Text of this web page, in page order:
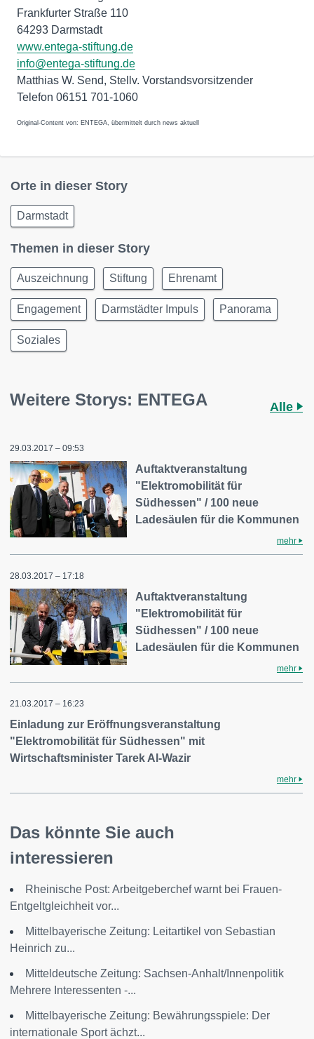
Frankfurter Straße 110
64293 Darmstadt
www.entega-stiftung.de
info@entega-stiftung.de
Matthias W. Send, Stellv. Vorstandsvorsitzender
Telefon 06151 701-1060
Original-Content von: ENTEGA, übermittelt durch news aktuell
Orte in dieser Story
Darmstadt
Themen in dieser Story
Auszeichnung Stiftung Ehrenamt
Engagement Darmstädter Impuls Panorama
Soziales
Weitere Storys: ENTEGA Alle
29.03.2017 – 09:53
Auftaktveranstaltung
"Elektromobilität für
Südhessen" / 100 neue
Ladesäulen für die Kommunen
mehr
28.03.2017 – 17:18
Auftaktveranstaltung
"Elektromobilität für
Südhessen" / 100 neue
Ladesäulen für die Kommunen
mehr
21.03.2017 – 16:23
Einladung zur Eröffnungsveranstaltung
"Elektromobilität für Südhessen" mit
Wirtschaftsminister Tarek Al-Wazir
mehr
Das könnte Sie auch
interessieren
Rheinische Post: Arbeitgeberchef warnt bei Frauen-
Entgeltgleichheit vor...
Mittelbayerische Zeitung: Leitartikel von Sebastian
Heinrich zu...
Mitteldeutsche Zeitung: Sachsen-Anhalt/Innenpolitik
Mehrere Interessenten -...
Mittelbayerische Zeitung: Bewährungsspiele: Der
internationale Sport ächzt...